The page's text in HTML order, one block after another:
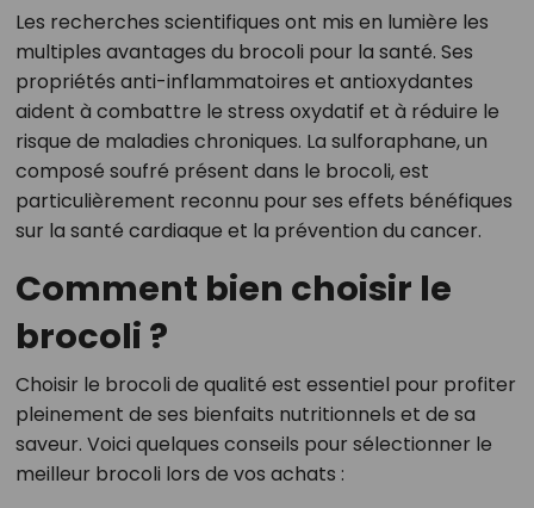
Les recherches scientifiques ont mis en lumière les
multiples avantages du brocoli pour la santé. Ses
propriétés anti-inflammatoires et antioxydantes
aident à combattre le stress oxydatif et à réduire le
risque de maladies chroniques. La sulforaphane, un
composé soufré présent dans le brocoli, est
particulièrement reconnu pour ses effets bénéfiques
sur la santé cardiaque et la prévention du cancer.
Comment bien choisir le
brocoli ?
Choisir le brocoli de qualité est essentiel pour profiter
pleinement de ses bienfaits nutritionnels et de sa
saveur. Voici quelques conseils pour sélectionner le
meilleur brocoli lors de vos achats :